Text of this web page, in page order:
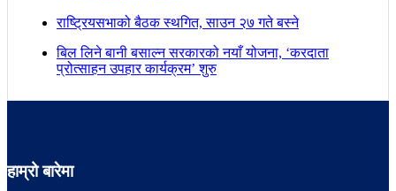
राष्ट्रियसभाको बैठक स्थगित, साउन २७ गते बस्ने
बिल लिने बानी बसाल्न सरकारको नयाँ योजना, ‘करदाता
प्रोत्साहन उपहार कार्यक्रम’ शुरु
हाम्रो बारेमा